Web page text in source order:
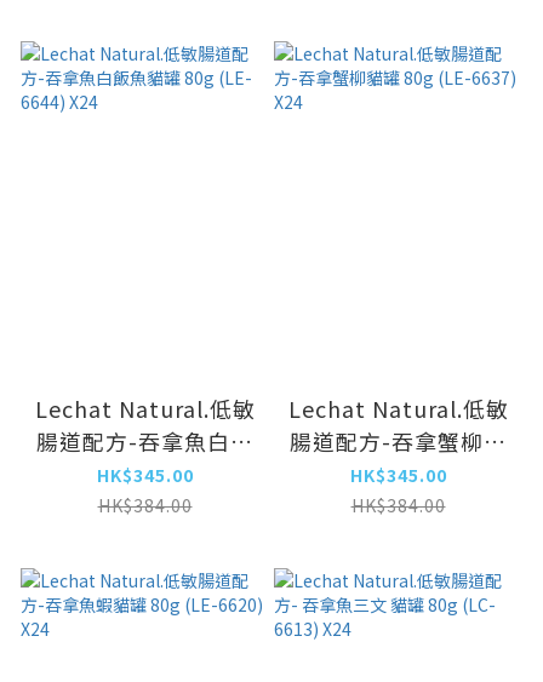
Lechat Natural.低敏
腸道配方-吞拿魚白飯
魚貓罐 80g (LE-
6644) X24
HK$345.00
HK$384.00
Lechat Natural.低敏
腸道配方-吞拿蟹柳貓
罐 80g (LE-6637)
X24
HK$345.00
HK$384.00